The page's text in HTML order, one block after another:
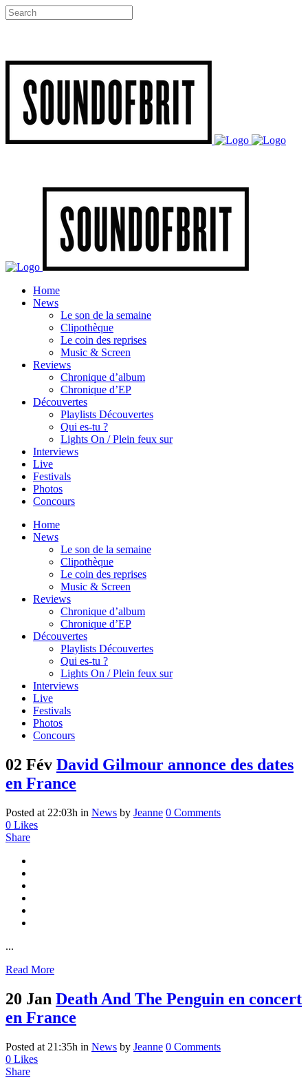
Home
News
Le son de la semaine
Clipothèque
Le coin des reprises
Music & Screen
Reviews
Chronique d’album
Chronique d’EP
Découvertes
Playlists Découvertes
Qui es-tu ?
Lights On / Plein feux sur
Interviews
Live
Festivals
Photos
Concours
Home
News
Le son de la semaine
Clipothèque
Le coin des reprises
Music & Screen
Reviews
Chronique d’album
Chronique d’EP
Découvertes
Playlists Découvertes
Qui es-tu ?
Lights On / Plein feux sur
Interviews
Live
Festivals
Photos
Concours
02 Fév David Gilmour annonce des dates
en France
Posted at 22:03h in News by Jeanne 0 Comments
0 Likes
Share
...
Read More
20 Jan Death And The Penguin en concert
en France
Posted at 21:35h in News by Jeanne 0 Comments
0 Likes
Share